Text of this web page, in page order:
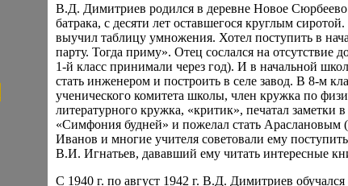
В.Д. Димитриев родился в деревне Новое
батрака, с десяти лет оставшегося круглым
выучил таблицу умножения. Хотел поступить в
парту. Тогда приму». Отец сослался на отсутствие
1-й класс принимали через год). И в начальной
стать инженером и построить в селе завод. В 8-м
ученического комитета школы, член кружка по
литературного кружка, «критик», печатал
«Симфония будней» и пожелал стать
Иванов и многие учителя советовали ему
В.И. Игнатьев, дававший ему читать интересные
С 1940 г. по август 1942 г. В.Д. Димитриев обучался